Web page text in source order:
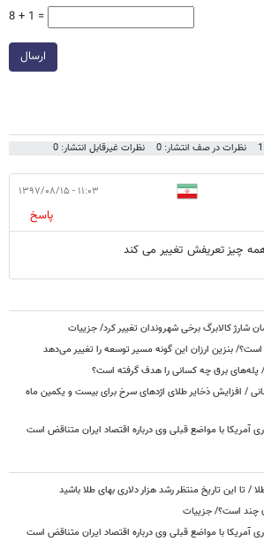
8 + 1 =
ارسال
نظرات در صف انتشار: 0 نظرات غیرقابل انتشار: 0
۱۱:۰۳ - ۱۳۹۷/۰۸/۱۵
پاسخ
چیز تعریفش تغییر می کند
شارژ کالابرگ برخی شهروندان تغییر کرد/ جزییات
است؟/ بنزین ارزان این گونه مسیر توسعه را تغییر می‌دهد
پله‌های برق چه کسانی را هدف گرفته است؟
/ افزایش ذخایر طلای اژدهای سرخ برای بیست و یکمین ماه
آمریکا با مواضع قبلی وی درباره اقتصاد ایران متناقض است
/ تا این تاریخ منتظر رشد هزار دلاری بهای طلا باشید
چند است؟/ جزییات
آمریکا با مواضع قبلی وی درباره اقتصاد ایران متناقض است